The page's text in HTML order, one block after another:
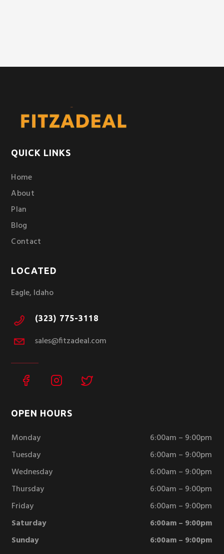
QUICK LINKS
Home
About
Plan
Blog
Contact
LOCATED
Eagle, Idaho
(323) 775-3118
sales@fitzadeal.com
OPEN HOURS
Monday
6:00am – 9:00pm
Tuesday
6:00am – 9:00pm
Wednesday
6:00am – 9:00pm
Thursday
6:00am – 9:00pm
Friday
6:00am – 9:00pm
Saturday
6:00am – 9:00pm
Sunday
6:00am – 9:00pm